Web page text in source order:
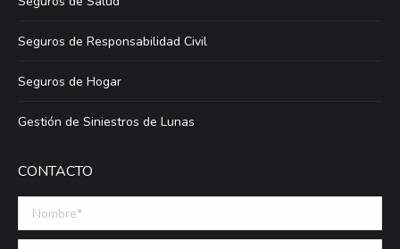
Seguros de Responsabilidad Civil
Seguros de Hogar
Gestión de Siniestros de Lunas
CONTACTO
Nombre *